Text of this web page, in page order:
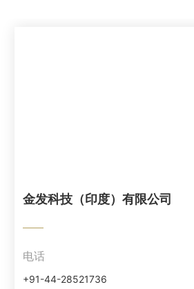
金发科技（印度）有限公司
电话
+91-44-28521736